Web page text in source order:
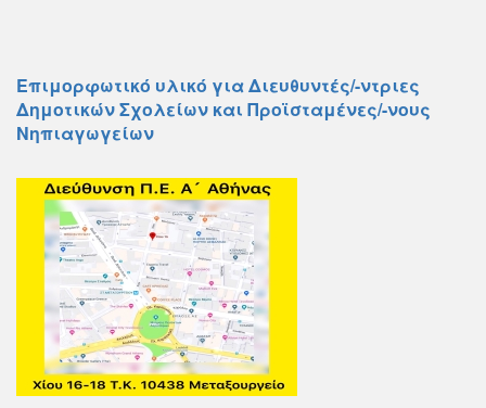
Επιμορφωτικό υλικό για Διευθυντές/-ντριες
Δημοτικών Σχολείων και Προϊσταμένες/-νους
Νηπιαγωγείων